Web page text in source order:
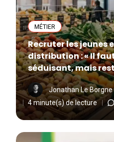
MÉTIER
Recruter les jeunes
distribution : « Il
séduisant, mais
Jonathan Le Borgne
4 minute(s) de lecture